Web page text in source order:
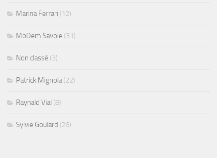
Marina Ferrari (12)
MoDem Savoie (31)
Non classé (3)
Patrick Mignola(22)
Raynald Vial (8)
Sylvie Goulard (26)